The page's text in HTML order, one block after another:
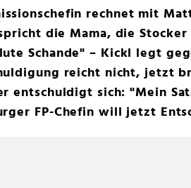
rechnet mit
die Mama, die
Schande" – Kickl legt
reicht nicht, jetzt
entschuldigt sich: "Mein
FP-Chefin will jetzt